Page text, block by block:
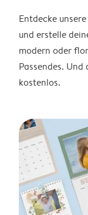
Entdecke
und erstelle
modern oder
Passendes.
kostenlos.